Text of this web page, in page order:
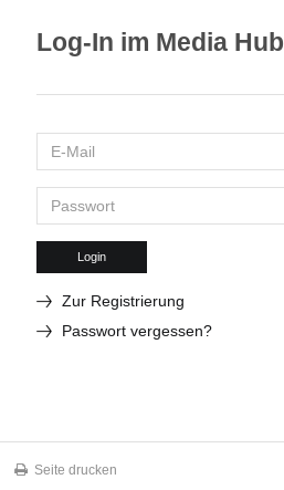
Log-In im Media Hub
Login
Zur Registrierung
Passwort vergessen?
Seite drucken